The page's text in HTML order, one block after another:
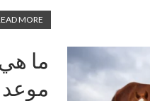
MORE...
ما
موعد